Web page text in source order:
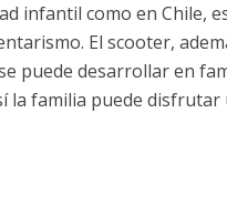
infantil como en Chile,
El scooter,
puede desarrollar en
la familia puede